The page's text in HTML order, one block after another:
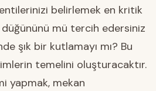
belirlemek en kritik
düğününü mü tercih edersiniz
şık bir kutlamayı mı? Bu
temelini oluşturacaktır.
yapmak, mekan